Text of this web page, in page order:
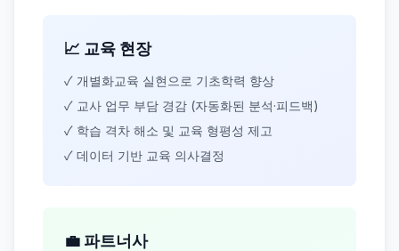
📈 교육 현장
✓ 개별화교육 실현으로 기초학력 향상
✓ 교사 업무 부담 경감 (자동화된 분석·피드백)
✓ 학습 격차 해소 및 교육 형평성 제고
✓ 데이터 기반 교육 의사결정
💼 파트너사